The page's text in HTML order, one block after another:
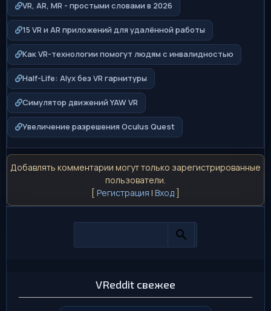
VR, AR, MR - простыми словами в 2026
15 VR и AR приложений для удалённой работы
Как VR-технологии помогут людям с инвалидностью
Half-Life: Alyx без VR гарнитуры
Симулятор движений YAW VR
Увеличение разрешения Oculus Quest
Добавлять комментарии могут только зарегистрированные
пользователи.
[ Регистрация | Вход ]
VReddit свежее